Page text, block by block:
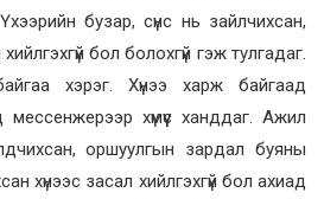
бузар, сүнс нь зайлчихсан,
бол болохгүй гэж тулгадаг.
хэрэг. Хүнээ харж байгаад
хүмүүс ханддаг. Ажил
оршуулгын зардал буяны
хүнээс засал хийлгэхгүй бол ахиад